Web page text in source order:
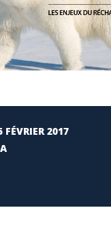
FÉVRIER 2017